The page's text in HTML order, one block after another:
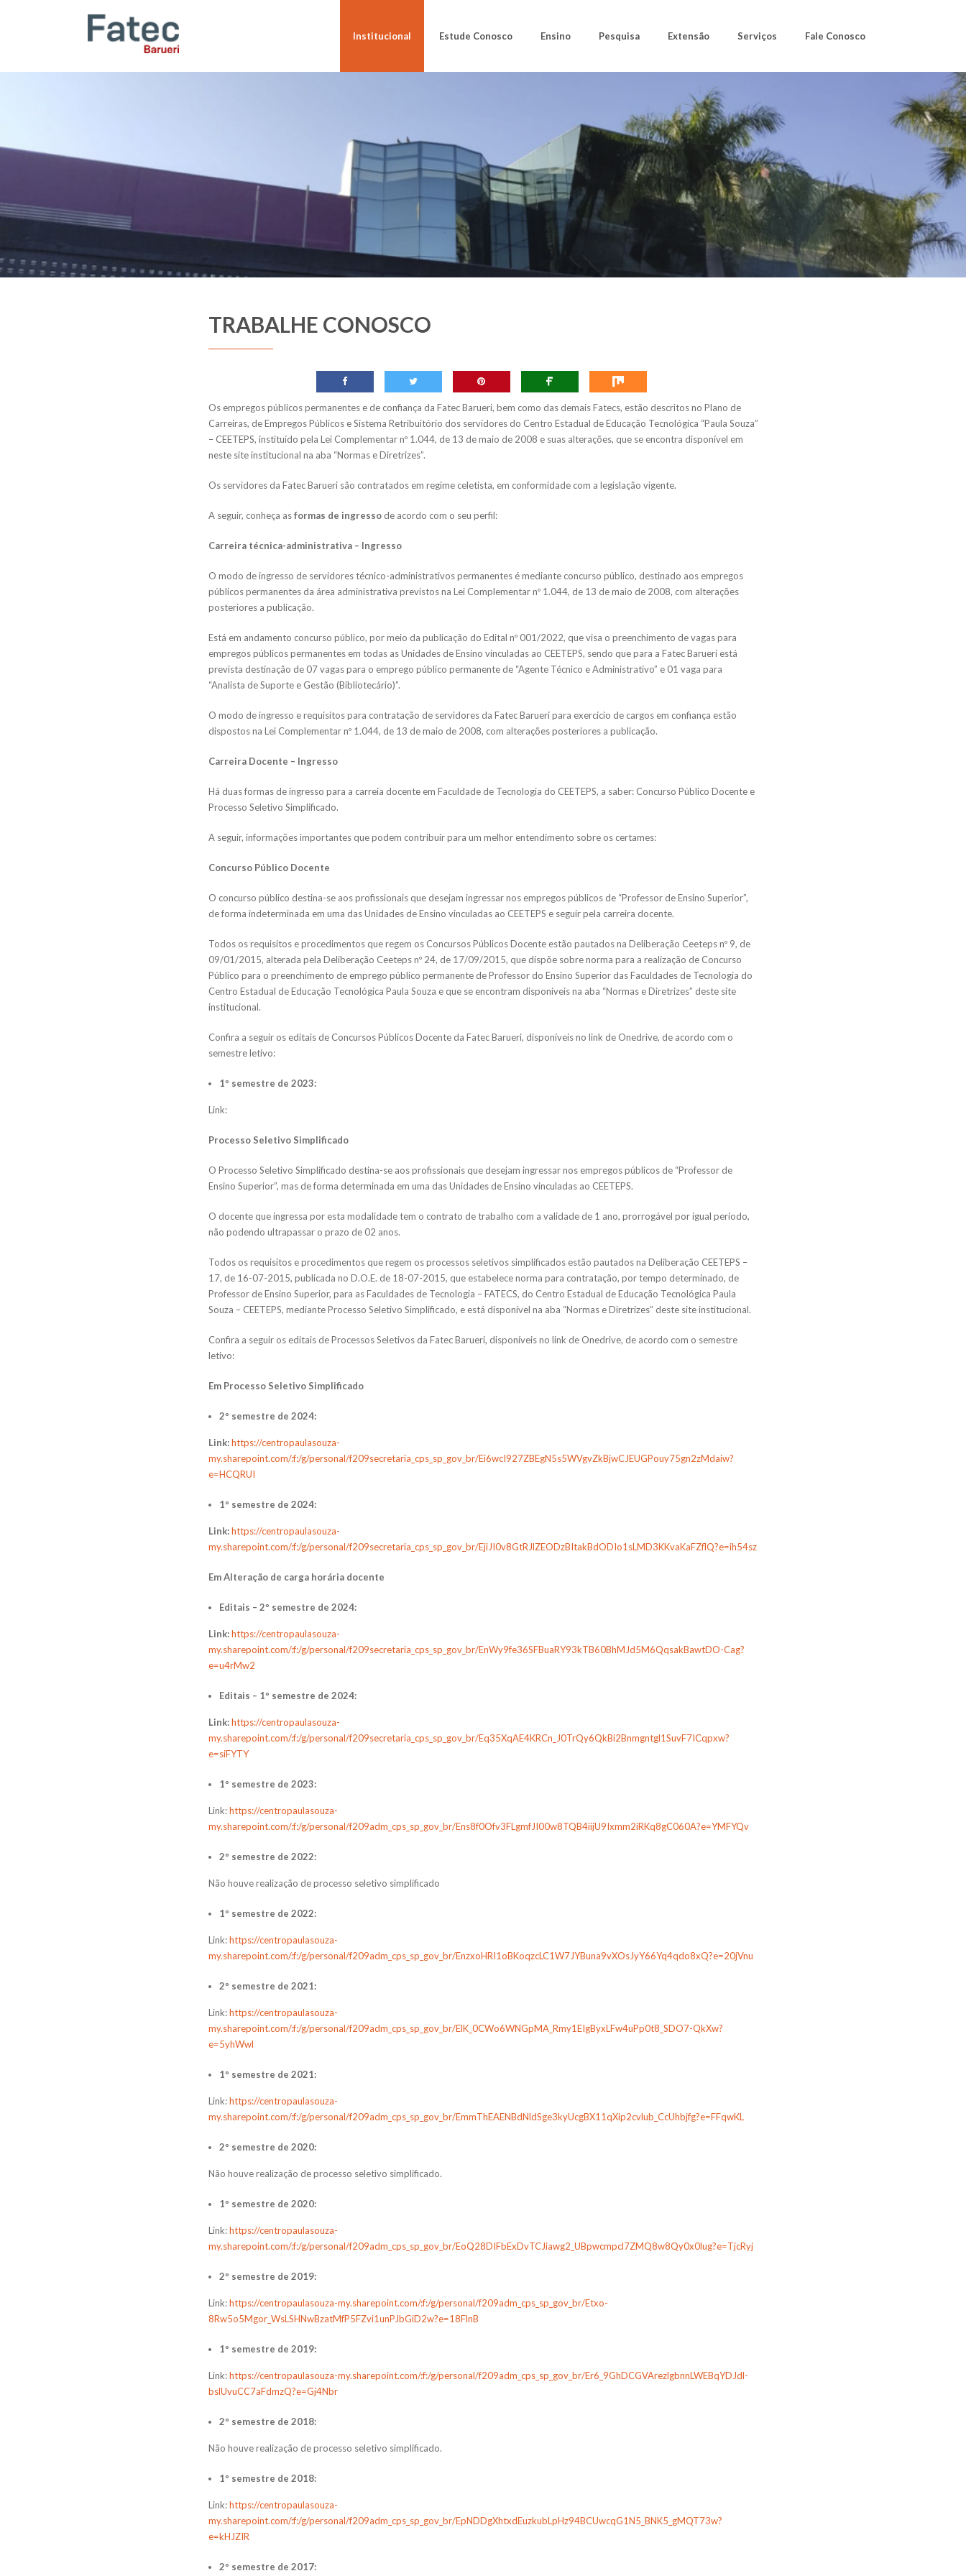
Institucional Estude Conosco Ensino Pesquisa Extensão Serviços Fale Conosco
TRABALHE CONOSCO
Os empregos públicos permanentes e de confiança da Fatec Barueri, bem como das demais Fatecs, estão descritos no Plano de
Carreiras, de Empregos Públicos e Sistema Retribuitório dos servidores do Centro Estadual de Educação Tecnológica “Paula Souza”
– CEETEPS, instituído pela Lei Complementar nº 1.044, de 13 de maio de 2008 e suas alterações, que se encontra disponível em
neste site institucional na aba “Normas e Diretrizes”.
Os servidores da Fatec Barueri são contratados em regime celetista, em conformidade com a legislação vigente.
A seguir, conheça asformas de ingressode acordo com o seu perfil:
Carreira técnica-administrativa – Ingresso
O modo de ingresso de servidores técnico-administrativos permanentes é mediante concurso público, destinado aos empregos
públicos permanentes da área administrativa previstos na Lei Complementar nº 1.044, de 13 de maio de 2008, com alterações
posteriores a publicação.
Está em andamento concurso público, por meio da publicação do Edital nº 001/2022, que visa o preenchimento de vagas para
empregos públicos permanentes em todas as Unidades de Ensino vinculadas ao CEETEPS, sendo que para a Fatec Barueri está
prevista destinação de 07 vagas para o emprego público permanente de “Agente Técnico e Administrativo” e 01 vaga para
“Analista de Suporte e Gestão (Bibliotecário)”.
O modo de ingresso e requisitos para contratação de servidores da Fatec Barueri para exercício de cargos em confiança estão
dispostos na Lei Complementar nº 1.044, de 13 de maio de 2008, com alterações posteriores a publicação.
Carreira Docente – Ingresso
Há duas formas de ingresso para a carreia docente em Faculdade de Tecnologia do CEETEPS, a saber: Concurso Público Docente e
Processo Seletivo Simplificado.
A seguir, informações importantes que podem contribuir para um melhor entendimento sobre os certames:
Concurso Público Docente
O concurso público destina-se aos profissionais que desejam ingressar nos empregos públicos de “Professor de Ensino Superior”,
de forma indeterminada em uma das Unidades de Ensino vinculadas ao CEETEPS e seguir pela carreira docente.
Todos os requisitos e procedimentos que regem os Concursos Públicos Docente estão pautados na Deliberação Ceeteps nº 9, de
09/01/2015, alterada pela Deliberação Ceeteps nº 24, de 17/09/2015, que dispõe sobre norma para a realização de Concurso
Público para o preenchimento de emprego público permanente de Professor do Ensino Superior das Faculdades de Tecnologia do
Centro Estadual de Educação Tecnológica Paula Souza e que se encontram disponíveis na aba “Normas e Diretrizes” deste site
institucional.
Confira a seguir os editais de Concursos Públicos Docente da Fatec Barueri, disponíveis no link de Onedrive, de acordo com o
semestre letivo:
1º semestre de 2023:
Link:
Processo Seletivo Simplificado
O Processo Seletivo Simplificado destina-se aos profissionais que desejam ingressar nos empregos públicos de “Professor de
Ensino Superior”, mas de forma determinada em uma das Unidades de Ensino vinculadas ao CEETEPS.
O docente que ingressa por esta modalidade tem o contrato de trabalho com a validade de 1 ano, prorrogável por igual período,
não podendo ultrapassar o prazo de 02 anos.
Todos os requisitos e procedimentos que regem os processos seletivos simplificados estão pautados na Deliberação CEETEPS –
17, de 16-07-2015, publicada no D.O.E. de 18-07-2015, que estabelece norma para contratação, por tempo determinado, de
Professor de Ensino Superior, para as Faculdades de Tecnologia – FATECS, do Centro Estadual de Educação Tecnológica Paula
Souza – CEETEPS, mediante Processo Seletivo Simplificado, e está disponível na aba “Normas e Diretrizes” deste site institucional.
Confira a seguir os editais de Processos Seletivos da Fatec Barueri, disponíveis no link de Onedrive, de acordo com o semestre
letivo:
Em Processo Seletivo Simplificado
2º semestre de 2024:
Link: https://centropaulasouza-
my.sharepoint.com/:f:/g/personal/f209secretaria_cps_sp_gov_br/Ei6wcI927ZBEgN5s5WVgvZkBjwCJEUGPouy75gn2zMdaiw?
e=HCQRUI
1º semestre de 2024:
Link: https://centropaulasouza-
my.sharepoint.com/:f:/g/personal/f209secretaria_cps_sp_gov_br/EjiJI0v8GtRJlZEODzBItakBdODIo1sLMD3KKvaKaFZflQ?e=ih54sz
Em Alteração de carga horária docente
Editais – 2º semestre de 2024:
Link:https://centropaulasouza-
my.sharepoint.com/:f:/g/personal/f209secretaria_cps_sp_gov_br/EnWy9fe36SFBuaRY93kTB60BhMJd5M6QqsakBawtDO-Cag?
e=u4rMw2
Editais – 1º semestre de 2024:
Link:https://centropaulasouza-
my.sharepoint.com/:f:/g/personal/f209secretaria_cps_sp_gov_br/Eq35XqAE4KRCn_J0TrQy6QkBi2Bnmgntgl1SuvF7ICqpxw?
e=siFYTY
1º semestre de 2023:
Link:https://centropaulasouza-
my.sharepoint.com/:f:/g/personal/f209adm_cps_sp_gov_br/Ens8f0Ofv3FLgmfJI00w8TQB4iijU9Ixmm2iRKq8gC060A?e=YMFYQv
2º semestre de 2022:
Não houve realização de processo seletivo simplificado
1º semestre de 2022:
Link:https://centropaulasouza-
my.sharepoint.com/:f:/g/personal/f209adm_cps_sp_gov_br/EnzxoHRI1oBKoqzcLC1W7JYBuna9vXOsJyY66Yq4qdo8xQ?e=20jVnu
2º semestre de 2021:
Link:https://centropaulasouza-
my.sharepoint.com/:f:/g/personal/f209adm_cps_sp_gov_br/ElK_0CWo6WNGpMA_Rmy1EIgByxLFw4uPp0t8_SDO7-QkXw?
e=5yhWwl
1º semestre de 2021:
Link:https://centropaulasouza-
my.sharepoint.com/:f:/g/personal/f209adm_cps_sp_gov_br/EmmThEAENBdNldSge3kyUcgBX11qXip2cvlub_CcUhbjfg?e=FFqwKL
2º semestre de 2020:
Não houve realização de processo seletivo simplificado.
1º semestre de 2020:
Link:https://centropaulasouza-
my.sharepoint.com/:f:/g/personal/f209adm_cps_sp_gov_br/EoQ28DIFbExDvTCJiawg2_UBpwcmpcl7ZMQ8w8Qy0x0lug?e=TjcRyj
2º semestre de 2019:
Link:https://centropaulasouza-my.sharepoint.com/:f:/g/personal/f209adm_cps_sp_gov_br/Etxo-
8Rw5o5Mgor_WsLSHNwBzatMfP5FZvi1unPJbGiD2w?e=18FlnB
1º semestre de 2019:
Link:https://centropaulasouza-my.sharepoint.com/:f:/g/personal/f209adm_cps_sp_gov_br/Er6_9GhDCGVArezlgbnnLWEBqYDJdl-
bslUvuCC7aFdmzQ?e=Gj4Nbr
2º semestre de 2018:
Não houve realização de processo seletivo simplificado.
1º semestre de 2018:
Link:https://centropaulasouza-
my.sharepoint.com/:f:/g/personal/f209adm_cps_sp_gov_br/EpNDDgXhtxdEuzkubLpHz94BCUwcqG1N5_BNK5_gMQT73w?
e=kHJZIR
2º semestre de 2017: